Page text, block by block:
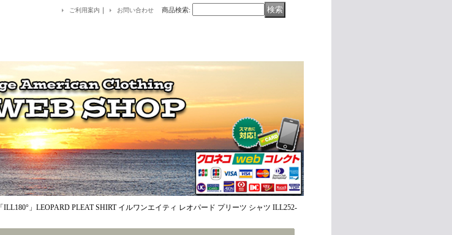
ご利用案内 ｜ お問い合わせ 商品検索:
「ILL180°」LEOPARD PLEAT SHIRT イルワンエイティ レオパード プリーツ シャツ ILL252-